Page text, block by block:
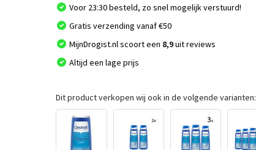
Voor 23:30 besteld, zo snel mogelijk verstuurd!
Gratis verzending vanaf €50
MijnDrogist.nl scoort een 8,9uit reviews
Altijd een lage prijs
Dit product verkopen wij ook in de volgende varianten: